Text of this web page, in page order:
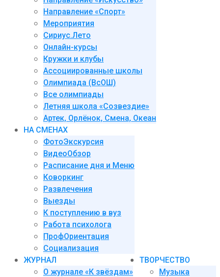
Направление «Спорт»
Мероприятия
Сириус.Лето
Онлайн-курсы
Кружки и клубы
Ассоциированные школы
Олимпиада (ВсОШ)
Все олимпиады
Летняя школа «Созвездие»
Артек, Орлёнок, Смена, Океан
НА СМЕНАХ
ФотоЭкскурсия
ВидеоОбзор
Расписание дня и Меню
Коворкинг
Развлечения
Выезды
К поступлению в вуз
Работа психолога
ПрофОриентация
Социализация
ЖУРНАЛ
О журнале «К звёздам»
ТВОРЧЕСТВО
Музыка